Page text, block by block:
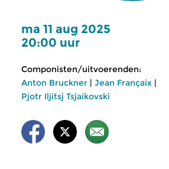
ma 11 aug 2025
20:00 uur
Componisten/uitvoerenden:
Anton Bruckner | Jean Françaix |
Pjotr Iljitsj Tsjaikovski